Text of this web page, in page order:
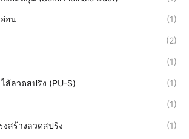
อน (1)
(2)
(1)
ส้ลวดสปริง (PU-S) (1)
(1)
สร้างลวดสปริง (1)